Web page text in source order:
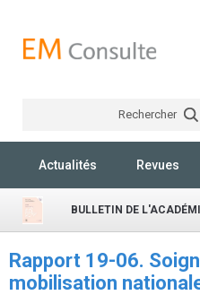
Rechercher
Actualités Revues
BULLETIN DE
Rapport 19-06.
mobilisation